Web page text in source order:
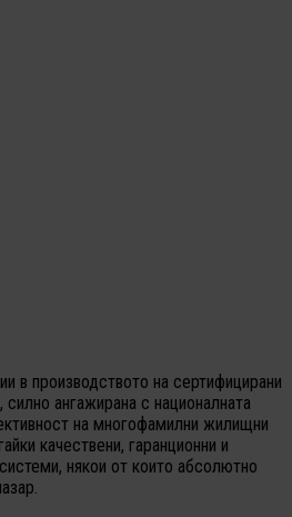
в производството на сертифицирани
ангажирана с националната
на многофамилни жилищни
качествени, гаранционни и
някои от които абсолютно